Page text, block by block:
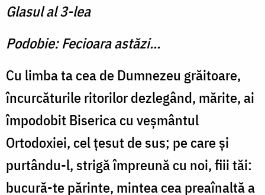
Glasul al 3-lea
Podobie: Fecioara astăzi...
Cu limba ta cea de Dumnezeu grăitoare,
încurcăturile ritorilor dezlegând, mărite, ai
împodobit Biserica cu veşmântul
Ortodoxiei, cel ţesut de sus; pe care şi
purtându-l, strigă împreună cu noi, fiii tăi:
bucură-te părinte, mintea cea preaînaltă a